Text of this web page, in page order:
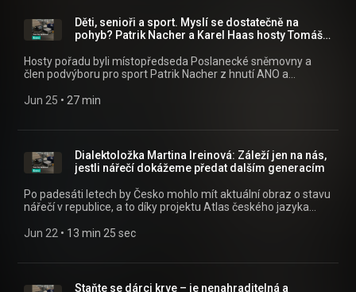
Děti, senioři a sport. Myslí se dostatečně na
pohyb? Patrik Nacher a Karel Haas hosty Tomáše
Hosty pořadu byli místopředseda Poslanecké sněmovny a
člen podvýboru pro sport Patrik Nacher z hnutí ANO a
motivovat děti, aby víc sportovaly a co v tom může udělat
v Jihomoravském kraji můžete pohodlně poslouchat v mobilní
aplikaci mujRozhlas pro Android
(https://play.google.com/store/apps/details?
id=cz.rozhlas.mujrozhlas) a iOS
(https://apps.apple.com/cz/app/id1455654616) nebo na
webu mujRozhlas.cz
(https://www.mujrozhlas.cz/rapi/view/show/131421a9-
74cd-3954-b7d1-659f41d5d5dd?
71ab-386a-8e7c-e2c12a1f35d9) .
Jun 25 • 27 min
Dialektoložka Martina Ireinová: Záleží jen na nás,
jestli nářečí dokážeme předat dalším generacím
Po padesáti letech by Česko mohlo mít aktuální obraz o stavu
nářečí v republice, a to díky projektu Atlas českého jazyka
letech, který sbírá data od lidí. Všechny díly podcastu O čem
id=cz.rozhlas.mujrozhlas) a iOS
Jun 22 • 13 min 25 sec
Staňte se dárci krve – je nenahraditelná a